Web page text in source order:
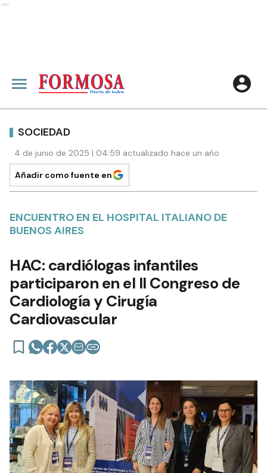
Ads
SOCIEDAD
4 de junio de 2025 | 04:59 actualizado hace un año
Añadir como fuente en
ENCUENTRO EN EL HOSPITAL ITALIANO DE
BUENOS AIRES
HAC: cardiólogas infantiles
participaron en el II Congreso de
Cardiología y Cirugía
Cardiovascular